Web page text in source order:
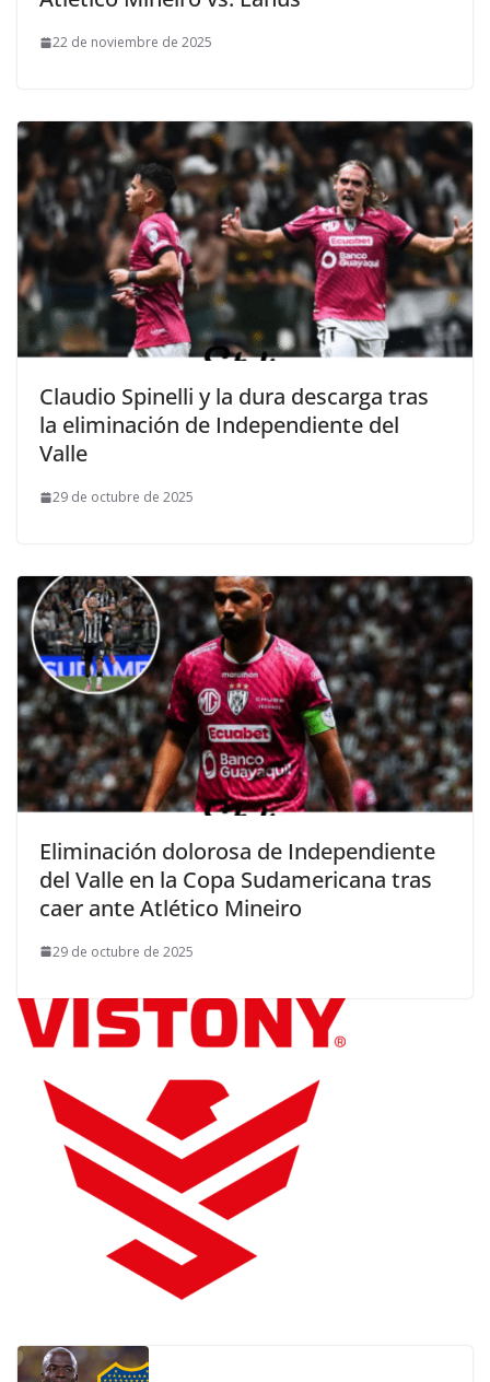
22 de noviembre de 2025
Claudio Spinelli y la dura descarga tras
la eliminación de Independiente del
Valle
29 de octubre de 2025
Eliminación dolorosa de Independiente
del Valle en la Copa Sudamericana tras
caer ante Atlético Mineiro
29 de octubre de 2025